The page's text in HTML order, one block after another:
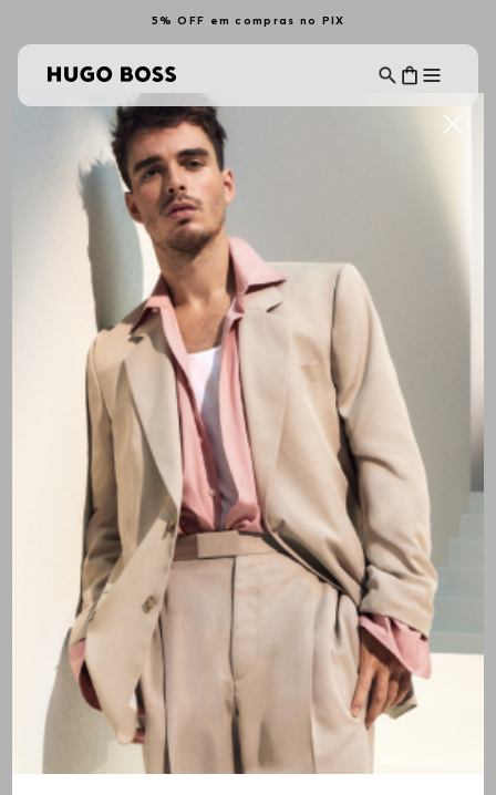
5% OFF em compras no PIX